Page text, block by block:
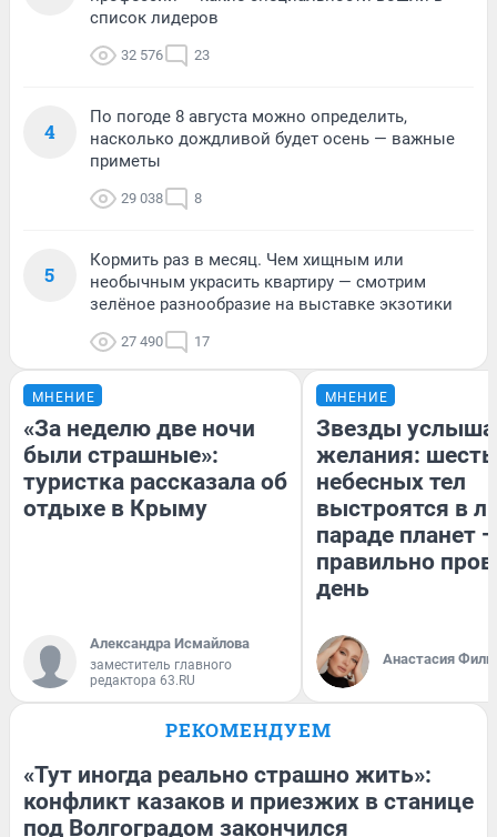
список лидеров
32 576 23
4
По погоде 8 августа можно определить,
насколько дождливой будет осень — важные
приметы
29 038 8
5
Кормить раз в месяц. Чем хищным или
необычным украсить квартиру — смотрим
зелёное разнообразие на выставке экзотики
27 490 17
МНЕНИЕ
«За неделю две ночи
были страшные»:
туристка рассказала об
отдыхе в Крыму
Александра Исмайлова
заместитель главного
редактора 63.RU
МНЕНИЕ
Звезды
желания: шесть
небесных тел
выстроятся в
параде планет
правильно
день
Анастасия
РЕКОМЕНДУЕМ
«Тут иногда реально страшно жить»:
конфликт казаков и приезжих в станице
под Волгоградом закончился